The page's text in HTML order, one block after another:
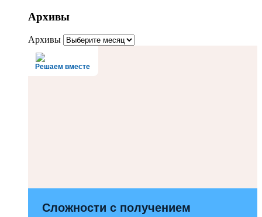
Архивы
Архивы
Решаем вместе
Сложности с получением